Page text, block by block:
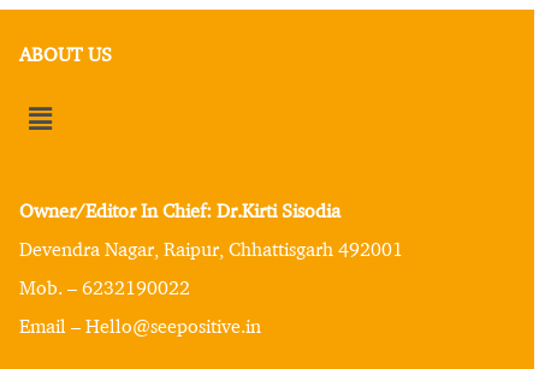
ABOUT US
Owner/Editor In Chief: Dr.Kirti Sisodia
Devendra Nagar, Raipur, Chhattisgarh 492001
Mob. – 6232190022
Email – Hello@seepositive.in